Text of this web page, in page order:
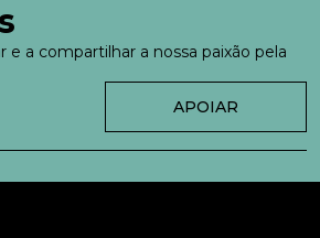
e a compartilhar a nossa paixão pela
APOIAR